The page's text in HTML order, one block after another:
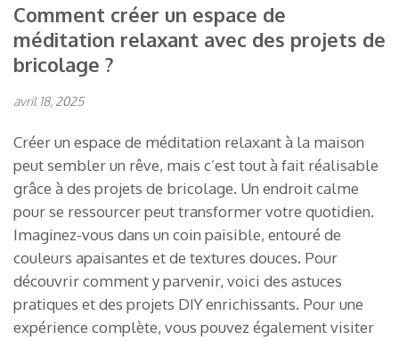
Comment créer un espace de
méditation relaxant avec des projets de
bricolage ?
avril 18, 2025
Créer un espace de méditation relaxant à la maison
peut sembler un rêve, mais c’est tout à fait réalisable
grâce à des projets de bricolage. Un endroit calme
pour se ressourcer peut transformer votre quotidien.
Imaginez-vous dans un coin paisible, entouré de
couleurs apaisantes et de textures douces. Pour
découvrir comment y parvenir, voici des astuces
pratiques et des projets DIY enrichissants. Pour une
expérience complète, vous pouvez également visiter